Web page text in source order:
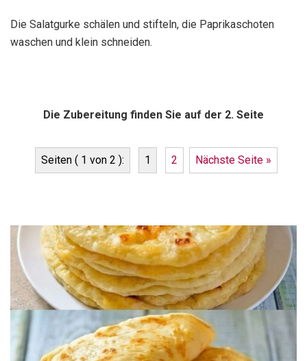
Die Salatgurke schälen und stifteln, die Paprikaschoten
waschen und klein schneiden.
Die Zubereitung finden Sie auf der 2. Seite
Seiten ( 1 von 2 ): 1 2 Nächste Seite »